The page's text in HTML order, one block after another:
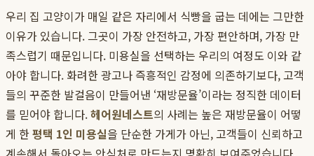
우리 집 고양이가 매일 같은 자리에서 식빵을 굽는 데에는 그만한
이유가 있습니다. 그곳이 가장 안전하고, 가장 편안하며, 가장 만
족스럽기 때문입니다. 미용실을 선택하는 우리의 여정도 이와 같
아야 합니다. 화려한 광고나 즉흥적인 감정에 의존하기보다, 고객
들의 꾸준한 발걸음이 만들어낸 ‘재방문율’이라는 정직한 데이터
를 믿어야 합니다.헤어원네스트의 사례는 높은 재방문율이 어떻
게 한평택 1인 미용실을 단순한 가게가 아닌, 고객들이 신뢰하고